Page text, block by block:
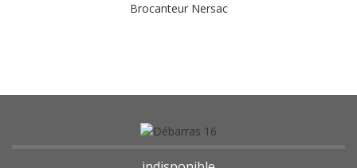
Brocanteur Nersac